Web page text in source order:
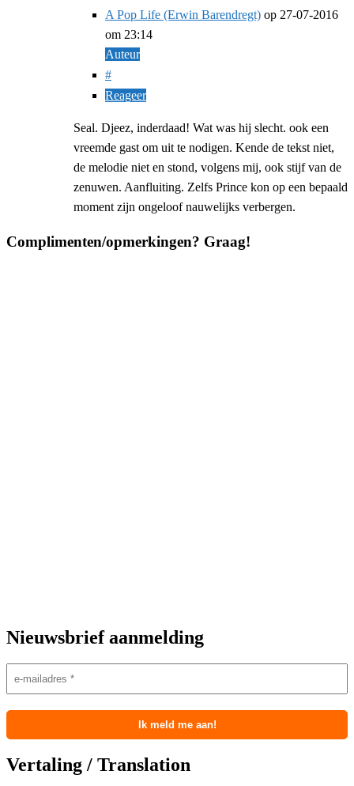
A Pop Life (Erwin Barendregt) op 27-07-2016
om 23:14
Auteur
#
Reageer
Seal. Djeez, inderdaad! Wat was hij slecht. ook een
vreemde gast om uit te nodigen. Kende de tekst niet,
de melodie niet en stond, volgens mij, ook stijf van de
zenuwen. Aanfluiting. Zelfs Prince kon op een bepaald
moment zijn ongeloof nauwelijks verbergen.
Complimenten/opmerkingen? Graag!
Nieuwsbrief aanmelding
Vertaling / Translation